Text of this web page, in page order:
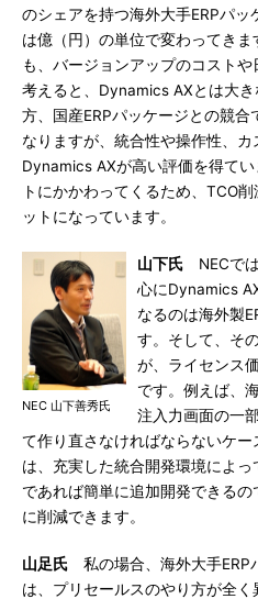
のシェアを持つ海外大手ERPパッ
は億（円）の単位で変わってき
も、バージョンアップのコスト
考えると、Dynamics AXとは大
方、国産ERPパッケージとの競
なりますが、統合性や操作性、
Dynamics AXが高い評価を得て
トにかかわってくるため、TCO
ットになっています。
NEC 山下善秀氏
山下氏 NECで
心にDynamics
なるのは海外製
す。そして、そ
が、ライセンス
です。例えば、
注入力画面の一
て作り直さなければならないケ
は、充実した統合開発環境によ
であれば簡単に追加開発できる
に削減できます。
山足氏 私の場合、海外大手ERP
は、プリセールスのやり方が全